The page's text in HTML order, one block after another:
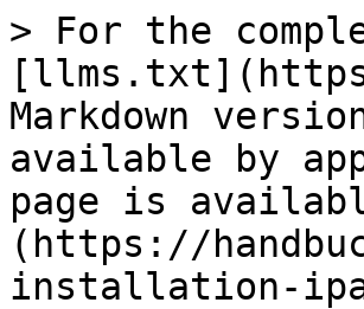
> For the
Markdown
available by
page is
(https://
installation-